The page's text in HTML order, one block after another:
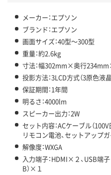
メーカー：エプソン
ブランド：エプソン
画面サイズ：40型～300型
重量：約2.6kg
寸法：幅302mm×奥行
投影方法：3LCD方式（3原色液
保証期間：1年間
明るさ：4000lm
スピーカー出力：2W
セット内容：ACケーブル（
リモコン電池、セットアップ
解像度：WXGA
入力端子：HDMI×２、USB端子
B）×１